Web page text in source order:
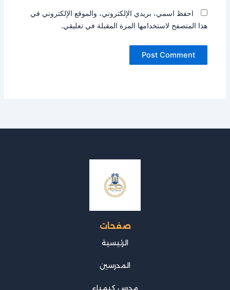
احفظ اسمي، بريدي الإلكتروني، والموقع الإلكتروني في
هذا المتصفح لاستخدامها المرة المقبلة في تعليقي.
صفحات
الرئيسية
المدرسين
مدرس كيمياء